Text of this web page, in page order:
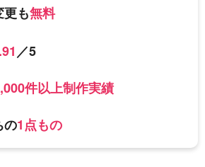
更も無料
／5
件以上制作実績
の1点もの